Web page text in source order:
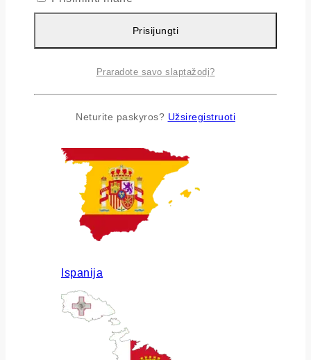
Airija
Ispanija
Prisijungti
Praradote savo slaptažodį?
Neturite paskyros? Užsiregistruoti